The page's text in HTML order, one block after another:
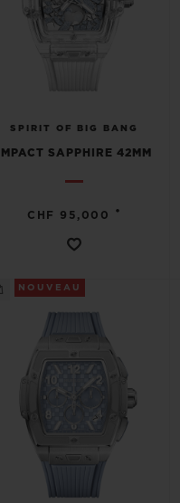
SPIRIT OF BIG BANG
IMPACT SAPPHIRE 42MM
CHF 95,000 •
NOUVEAU